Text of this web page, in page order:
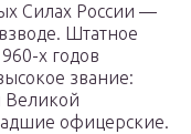
Силах России —
Штатное
х годов
звание:
Великой
офицерские.